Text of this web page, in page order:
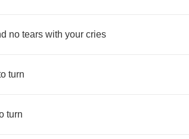
no tears with your cries
turn
turn